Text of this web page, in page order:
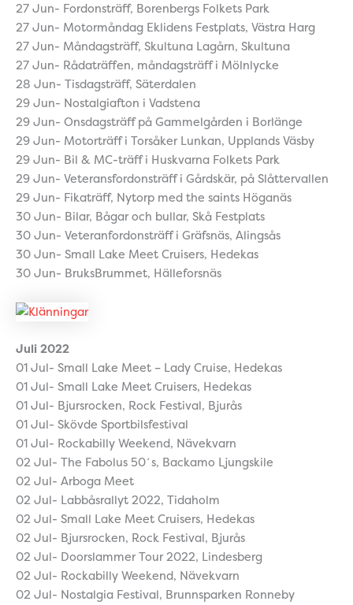
27 Jun- Fordonsträff, Borenbergs Folkets Park
27 Jun- Motormåndag Eklidens Festplats, Västra Harg
27 Jun- Måndagsträff, Skultuna Lagårn, Skultuna
27 Jun- Rådaträffen, måndagsträff i Mölnlycke
28 Jun- Tisdagsträff, Säterdalen
29 Jun- Nostalgiafton i Vadstena
29 Jun- Onsdagsträff på Gammelgården i Borlänge
29 Jun- Motorträff i Torsåker Lunkan, Upplands Väsby
29 Jun- Bil & MC-träff i Huskvarna Folkets Park
29 Jun- Veteransfordonsträff i Gårdskär, på Slåttervallen
29 Jun- Fikaträff, Nytorp med the saints Höganäs
30 Jun- Bilar, Bågar och bullar, Skå Festplats
30 Jun- Veteranfordonsträff i Gräfsnäs, Alingsås
30 Jun- Small Lake Meet Cruisers, Hedekas
30 Jun- BruksBrummet, Hälleforsnäs
Juli 2022
01 Jul- Small Lake Meet – Lady Cruise, Hedekas
01 Jul- Small Lake Meet Cruisers, Hedekas
01 Jul- Bjursrocken, Rock Festival, Bjurås
01 Jul- Skövde Sportbilsfestival
01 Jul- Rockabilly Weekend, Nävekvarn
02 Jul- The Fabolus 50´s, Backamo Ljungskile
02 Jul- Arboga Meet
02 Jul- Labbåsrallyt 2022, Tidaholm
02 Jul- Small Lake Meet Cruisers, Hedekas
02 Jul- Bjursrocken, Rock Festival, Bjurås
02 Jul- Doorslammer Tour 2022, Lindesberg
02 Jul- Rockabilly Weekend, Nävekvarn
02 Jul- Nostalgia Festival, Brunnsparken Ronneby